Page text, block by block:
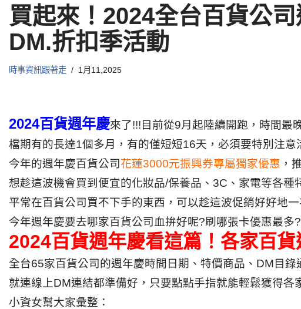
買起來！2024全台百貨公
DM.折扣季活動
時事資訊跟著走 1月11,2025
2024百貨週年慶來了!!!目前從9月起陸續開跑，時間最
檔期有的長達1個多月，有的僅短短16天，必須要特別注意
今年的週年慶百貨公司花蓮3000元振興券專屬獨家優惠 ，
想趁這波機會買到便宜的化妝品/保養品、3C、家電等各種
平常在百貨公司買不下手的東西，可以趁這波促銷好好地
今年週年慶要去哪家百貨公司血拚好呢?刷哪張卡優惠最多?
2024百貨週年慶看這篇！各家百
全台65家百貨公司的週年慶時間日期、特價商品、DM目錄
就連線上DM連結都準備好，只要點點手指就能輕鬆獲得各
小資女幫大家彙整：